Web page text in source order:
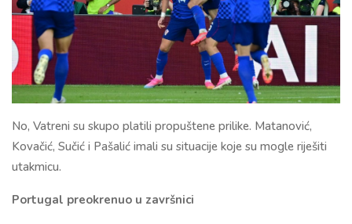
No, Vatreni su skupo platili propuštene prilike. Matanović,
Kovačić, Sučić i Pašalić imali su situacije koje su mogle riješiti
utakmicu.
Portugal preokrenuo u završnici